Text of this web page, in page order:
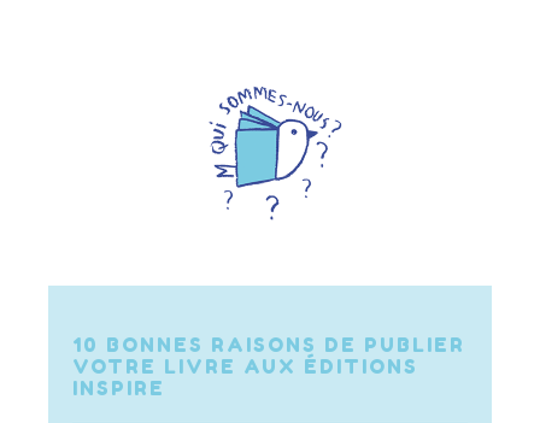
10 BONNES RAISONS DE PUBLIER
VOTRE LIVRE AUX ÉDITIONS
INSPIRE